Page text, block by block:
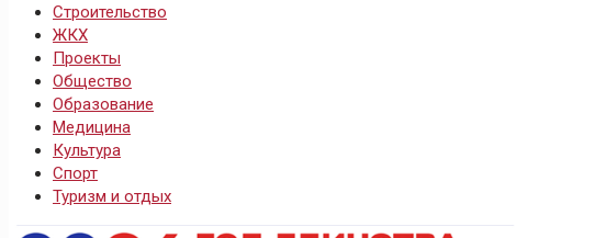
Строительство
ЖКХ
Проекты
Общество
Образование
Медицина
Культура
Спорт
Туризм и отдых